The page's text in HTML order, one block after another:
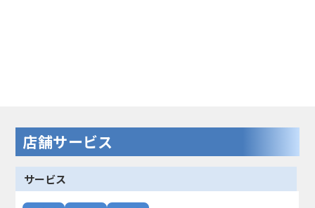
店舗サービス
サービス